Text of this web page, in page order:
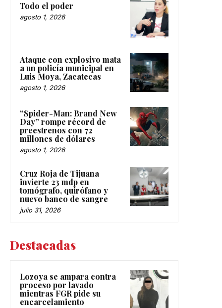
Todo el poder
agosto 1, 2026
Ataque con explosivo mata
a un policía municipal en
Luis Moya, Zacatecas
agosto 1, 2026
“Spider-Man: Brand New
Day” rompe récord de
preestrenos con 72
millones de dólares
agosto 1, 2026
Cruz Roja de Tijuana
invierte 23 mdp en
tomógrafo, quirófano y
nuevo banco de sangre
julio 31, 2026
Destacadas
Lozoya se ampara contra
proceso por lavado
mientras FGR pide su
encarcelamiento